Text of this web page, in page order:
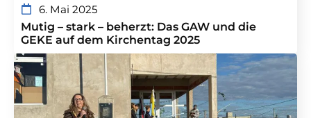
6. Mai 2025
Mutig – stark – beherzt: Das GAW und die
GEKE auf dem Kirchentag 2025